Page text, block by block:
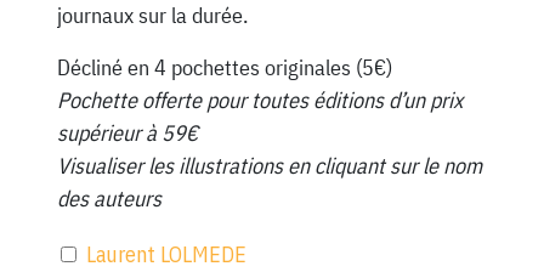
journaux sur la durée.
Décliné en 4 pochettes originales (5€)
Pochette offerte pour toutes éditions d’un prix
supérieur à 59€
Visualiser les illustrations en cliquant sur le nom
des auteurs
Laurent LOLMEDE